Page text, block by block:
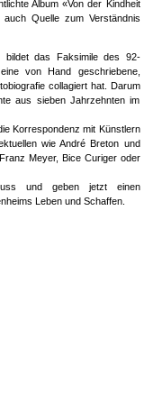
Album «Von der Kindheit
Quelle zum Verständnis
bildet das Faksimile des 92-
von Hand geschriebene,
collagiert hat. Darum
aus sieben Jahrzehnten im
Korrespondenz mit Künstlern
wie André Breton und
Meyer, Bice Curiger oder
und geben jetzt einen
Leben und Schaffen.